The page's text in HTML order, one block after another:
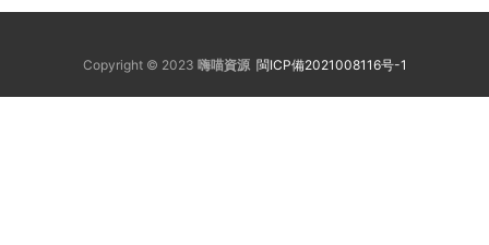
Copyright © 2023 嗨喵資源 閩ICP備2021008116号-1